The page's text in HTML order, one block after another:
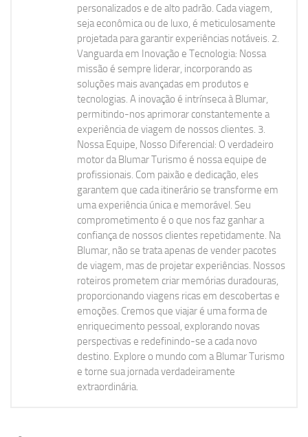
personalizados e de alto padrão. Cada viagem,
seja econômica ou de luxo, é meticulosamente
projetada para garantir experiências notáveis. 2.
Vanguarda em Inovação e Tecnologia: Nossa
missão é sempre liderar, incorporando as
soluções mais avançadas em produtos e
tecnologias. A inovação é intrínseca à Blumar,
permitindo-nos aprimorar constantemente a
experiência de viagem de nossos clientes. 3.
Nossa Equipe, Nosso Diferencial: O verdadeiro
motor da Blumar Turismo é nossa equipe de
profissionais. Com paixão e dedicação, eles
garantem que cada itinerário se transforme em
uma experiência única e memorável. Seu
comprometimento é o que nos faz ganhar a
confiança de nossos clientes repetidamente. Na
Blumar, não se trata apenas de vender pacotes
de viagem, mas de projetar experiências. Nossos
roteiros prometem criar memórias duradouras,
proporcionando viagens ricas em descobertas e
emoções. Cremos que viajar é uma forma de
enriquecimento pessoal, explorando novas
perspectivas e redefinindo-se a cada novo
destino. Explore o mundo com a Blumar Turismo
e torne sua jornada verdadeiramente
extraordinária.